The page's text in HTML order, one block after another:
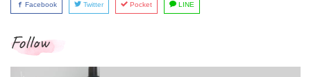
Facebook Twitter Pocket LINE
Follow